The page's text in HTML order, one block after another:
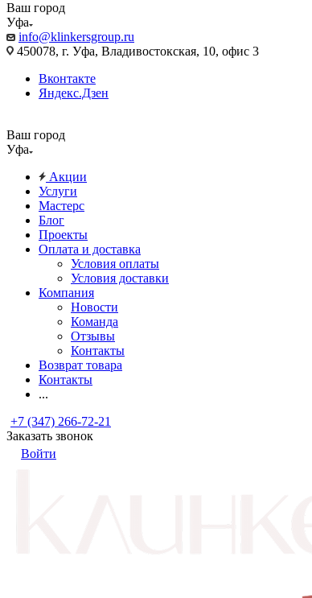
Ваш город
Уфа
info@klinkersgroup.ru
450078, г. Уфа, Владивостокская, 10, офис 3
Вконтакте
Яндекс.Дзен
Ваш город
Уфа
Акции
Услуги
Мастерс
Блог
Проекты
Оплата и доставка
Условия оплаты
Условия доставки
Компания
Новости
Команда
Отзывы
Контакты
Возврат товара
Контакты
...
+7 (347) 266-72-21
Заказать звонок
Войти